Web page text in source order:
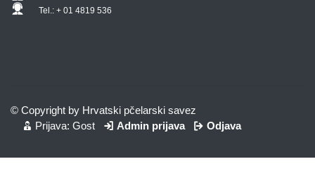
Tel.: + 01 4819 536
© Copyright by Hrvatski pčelarski savez
Prijava: Gost
Admin prijava Odjava